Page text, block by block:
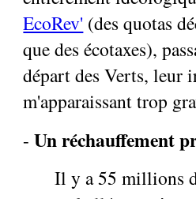
EcoRev' (des quotas
que des écotaxes),
départ des Verts, leur
m'apparaissant trop
-Un réchauffement
Il y a 55 millions